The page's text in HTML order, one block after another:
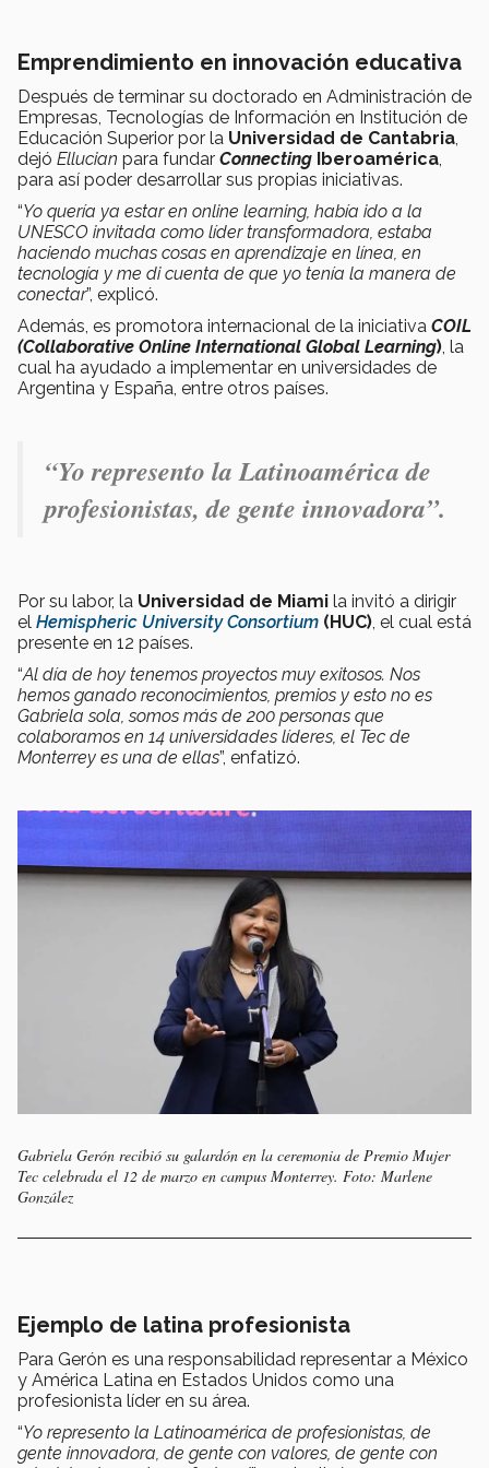
Emprendimiento en innovación educativa
Después de terminar su doctorado en Administración de
Empresas, Tecnologías de Información en Institución de
Educación Superior por la Universidad de Cantabria,
dejó Ellucian para fundar Connecting Iberoamérica,
para así poder desarrollar sus propias iniciativas.
“Yo quería ya estar en online learning, había ido a la
UNESCO invitada como líder transformadora, estaba
haciendo muchas cosas en aprendizaje en línea, en
tecnología y me di cuenta de que yo tenía la manera de
conectar”, explicó.
Además, es promotora internacional de la iniciativa COIL
(Collaborative Online International Global Learning), la
cual ha ayudado a implementar en universidades de
Argentina y España, entre otros países.
“Yo represento la Latinoamérica de
profesionistas, de gente innovadora”.
Por su labor, la Universidad de Miami la invitó a dirigir
el Hemispheric University Consortium (HUC), el cual está
presente en 12 países.
“Al día de hoy tenemos proyectos muy exitosos. Nos
hemos ganado reconocimientos, premios y esto no es
Gabriela sola, somos más de 200 personas que
colaboramos en 14 universidades líderes, el Tec de
Monterrey es una de ellas”, enfatizó.
Gabriela Gerón recibió su galardón en la ceremonia de Premio Mujer
Tec celebrada el 12 de marzo en campus Monterrey. Foto: Marlene
González
Ejemplo de latina profesionista
Para Gerón es una responsabilidad representar a México
y América Latina en Estados Unidos como una
profesionista líder en su área.
“Yo represento la Latinoamérica de profesionistas, de
gente innovadora, de gente con valores, de gente con